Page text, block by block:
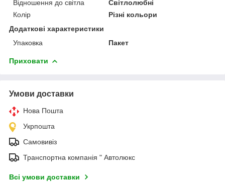
Відношення до світла
Світлолюбні
Колір
Різні кольори
Додаткові характеристики
Упаковка
Пакет
Приховати
Умови доставки
Нова Пошта
Укрпошта
Самовивіз
Транспортна компанія " Автолюкс
Всі умови доставки